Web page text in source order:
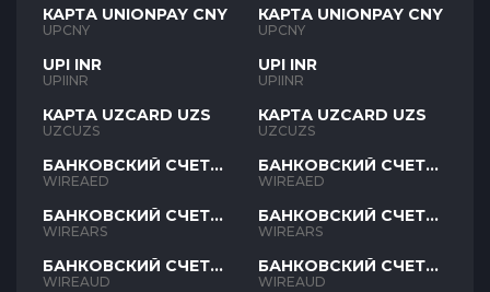
КАРТА UNIONPAY CNY
UPCNY
UPI INR
UPIINR
КАРТА UZCARD UZS
UZCUZS
БАНКОВСКИЙ СЧЕТ
AED
WIREAED
БАНКОВСКИЙ СЧЕТ
ARS
WIREARS
БАНКОВСКИЙ СЧЕТ
AUD
WIREAUD
КАРТА UNIONPAY CNY
UPCNY
UPI INR
UPIINR
КАРТА UZCARD UZS
UZCUZS
БАНКОВСКИЙ СЧЕТ
AED
WIREAED
БАНКОВСКИЙ СЧЕТ
ARS
WIREARS
БАНКОВСКИЙ СЧЕТ
AUD
WIREAUD